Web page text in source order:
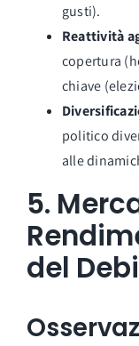
gusti).
Reattività
copertura
chiave
politico
alle
5.
del